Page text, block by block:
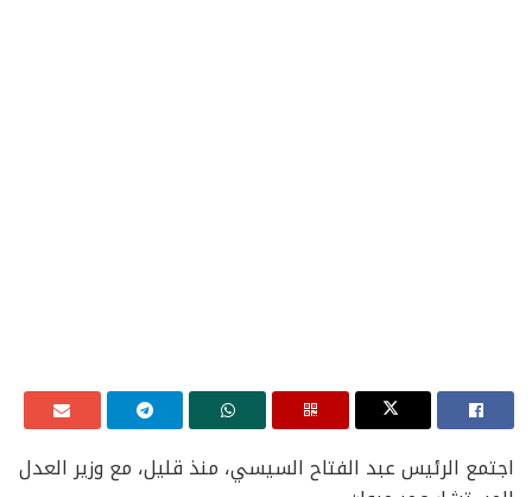
اجتمع الرئيس عبد الفتاح السيسي، منذ قليل، مع وزير العدل